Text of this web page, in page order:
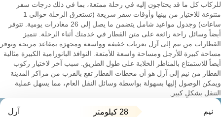
للركاب كل ما قد يحتاجون إليه في رحلة ممتعة، بما في ذلك درجات سفر
متنوعة للاختيار من بينها وأوقات سفر سريعة (تستغرق الرحلة حوالي 1
ساعات) وجدول مواعيد شامل يتضمن ما يصل إلى 26 مغادرات يومية. تتوفر
أيضاً وسائل راحة رائعة على متن القطار في خدمتك أثناء الرحلة. تتميز
القطارات من نيم إلى آرل بعربات خفيفة وواسعة ومجهزة بمقاعد مريحة وتوفر
مساحة كبيرة للأرجل ومساحة واسعة للأمتعة. النوافذ البانورامية الكبيرة مثالية
أيضاً للاستمتاع بالمناظر الخلابة على طول الطريق. سبب آخر لاختيار ركوب
القطار من نيم إلى آرل هو أن محطات القطار تقع بالقرب من مراكز المدينة
ويمكن الوصول إليها بسهولة بواسطة وسائل النقل العام، مما يسهل عملية
التنقل بشكلٍ كبير.
نيم 28 كيلومتر آرل